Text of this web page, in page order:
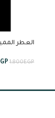
1,800EGP